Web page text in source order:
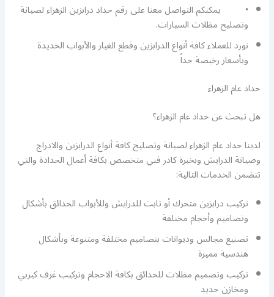
• يمكنكم التواصل معنا على رقم حداد درابزين الزهراء لصيانة
وتصليح مظلات السيارات.
نورد للعملاء كافة أنواع الدرابزين وقطع الغيار والأبواب الحديدة
وبأسعار رخيصة جداً
حداد عام الزهراء
هل تبحث عن حداد عام الزهراء؟
لدينا حداد عام الزهراء لصيانة وتصليح كافة أنواع الدرابزين والادراج
وصيانة الدرايش وبخبرة كادر فني متخصص بكافة أعمال الحدادة والتي
تتضمن الخدمات التالية:
تركيب درابزين متحرك أو ثابت للدرايش وللأبواب الحدائق بأشكال
وتصاميم وأحجام مختلفة
تصنيع مجالس وديوانات بتصاميم مختلفة ومتنوعة وبأشكال
هندسية مميزة
تركيب وتصميم مظلات للحدائق بكافة الاحجام وتركيب غرف كيربي
ومخازن حديد